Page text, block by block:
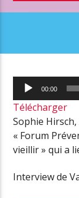
Lecteur
audio
00:00
Télécharger
Sophie Hirsch,
« Forum
vieillir » qui a
Interview de